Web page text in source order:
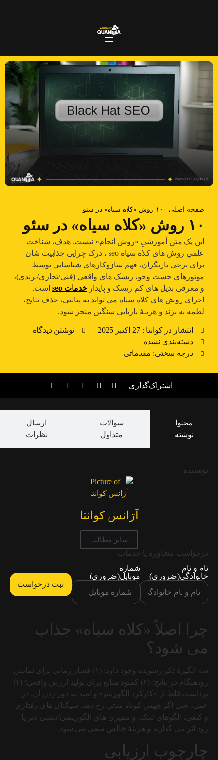
صفحه اصلی | ۱۰ روش «کلاه‌ سیاه» در سئو
۱۰ روش «کلاه‌ سیاه» در سئو
این یک متن آموزشیِ «روش انجام» نیست. هدف، شناخت
علمیِ روش های کلاه سیاه seo ، درک چرایی جذابیت شان
برای برخی بازیگران، فهم سازوکارهای شناسایی توسط
موتورهای جست وجو، ریسک های واقعی (فنی/تجاری/برندی)،
و معرفی بدیل های کم ریسک و پایدار خدمات seo
است.
اجرای روش های کلاه سیاه می تواند به پنالتی، حذف نتایج،
لطمه به برند و هزینهٔ بازیابی سنگین منجر شود.
انتشار در کوانتا : 27 اکتبر 2025
نوشتن دیدگاه
دسته‌بندی نشده
درجه سختی: مقدماتی
اشتراک‌گذاری
محتوا
نوشته
سوالات
متداول
ارسال
نظرات
نویسنده
آژانس کوانتا
سایر مطالب
درخواست مشاوره یا خدمات
نام و نام
خانوادگی(ضروری)
شماره
موبایل(ضروری)
چرا اصلاً «کلاه سیاه» جذاب
می شود؟
سه انگیزهٔ تکرارشونده وجود دارد: (۱) فشار زمانی برای نمایش
زودهنگام در نتایج؛ (۲) کمبود منابع برای تولید ارزش واقعی؛ (۳)
برداشت غلط از «کارکرد الگوریتم» و امید به دور زدن آن. در
عمل، حتی اگر جهش کوتاه مدتی رخ دهد، سیگنال های رفتاری
و کیفی، الگوهای لینک، و ممیزی های الگوریتمی/دستی دیر یا
زود اثر می گذارند و هزینهٔ خالص منفی می شود.
چارچوب ارزیابی